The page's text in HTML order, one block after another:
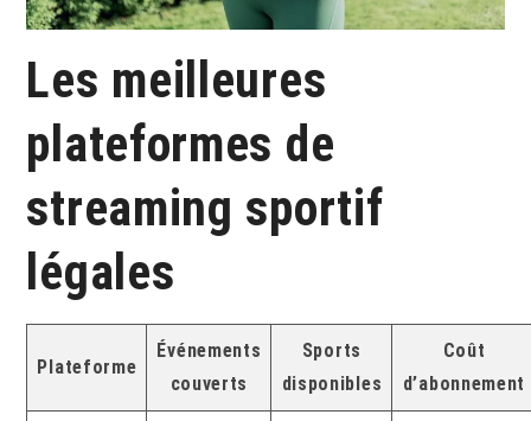
Les meilleures
plateformes de
streaming sportif
légales
Plateforme
Événements
couverts
Sports
disponibles
Coût
d’abonnement